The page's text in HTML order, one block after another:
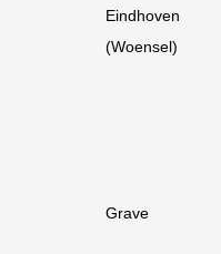
Eindhoven
(Woensel)
Grave